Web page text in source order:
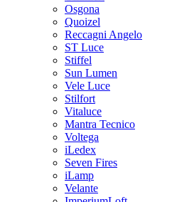
Osgona
Quoizel
Reccagni Angelo
ST Luce
Stiffel
Sun Lumen
Vele Luce
Stilfort
Vitaluce
Mantra Tecnico
Voltega
iLedex
Seven Fires
iLamp
Velante